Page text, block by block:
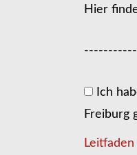
Hier
Ich
Freiburg